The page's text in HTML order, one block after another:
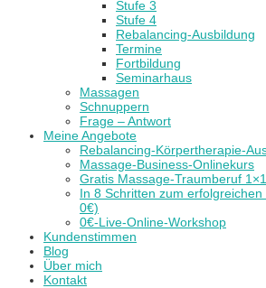
Stufe 3
Stufe 4
Rebalancing-Ausbildung
Termine
Fortbildung
Seminarhaus
Massagen
Schnuppern
Frage – Antwort
Meine Angebote
Rebalancing-Körpertherapie-
Massage-Business-Onlinekurs
Gratis Massage-Traumberuf 1×1
In 8 Schritten zum
0€)
0€-Live-Online-Workshop
Kundenstimmen
Blog
Über mich
Kontakt